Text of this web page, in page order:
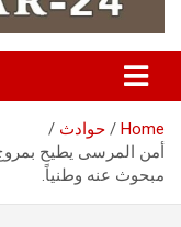
Home
حوادث
أمن المرسى يطيح
مبحوث عنه وطنياً.